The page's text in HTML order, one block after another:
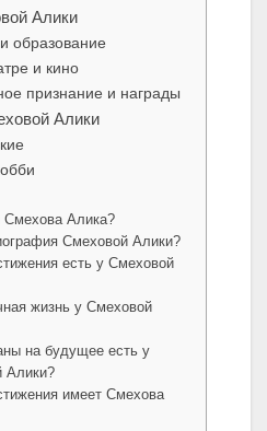
Алики
образование
и кино
признание и награды
Алики
Смехова Алика?
Смеховой Алики?
есть у Смеховой
жизнь у Смеховой
на будущее есть у
Алики?
имеет Смехова